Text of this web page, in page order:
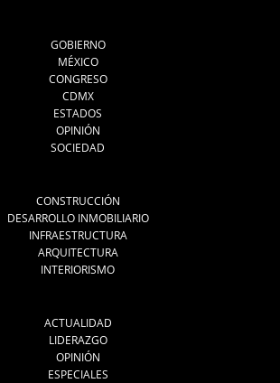
GOBIERNO
MÉXICO
CONGRESO
CDMX
ESTADOS
OPINIÓN
SOCIEDAD
CONSTRUCCIÓN
DESARROLLO INMOBILIARIO
INFRAESTRUCTURA
ARQUITECTURA
INTERIORISMO
ACTUALIDAD
LIDERAZGO
OPINIÓN
ESPECIALES